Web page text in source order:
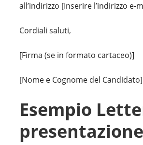
all’indirizzo [Inserire l’indirizzo e-
Cordiali saluti,
[Firma (se in formato cartaceo)]
[Nome e Cognome del Candidato]
Esempio